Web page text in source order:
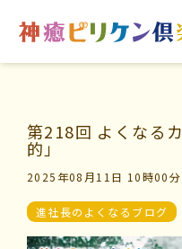
はじめての方へ
第218回 よくなる
的」
2025年08月11日 10時00分
進社長のよくなるブログ